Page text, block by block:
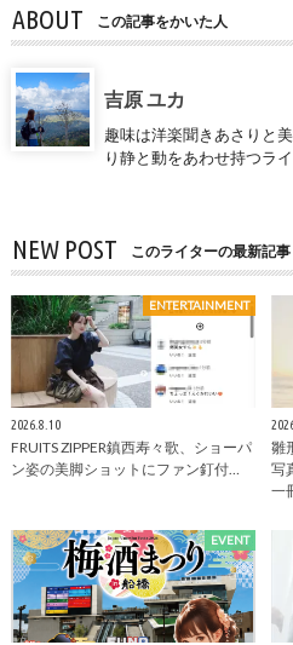
ABOUT この記事をかいた人
吉原 ユカ
趣味は洋楽聞きあさりと
り静と動をあわせ持つライ
NEW POST このライターの最新記事
ENTERTAINMENT
2026.8.10
FRUITS ZIPPER鎮西寿々歌、ショーパ
ン姿の美脚ショットにファン釘付…
雛
写
一
EVENT